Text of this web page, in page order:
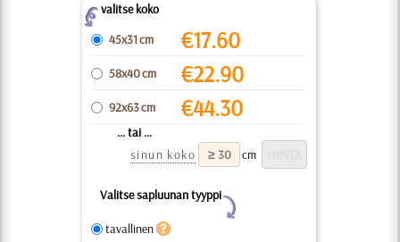
Zvalitse koko
45x31 cm
€17.60
58x40 cm €22.90
92x63 cm €44.30
... tai ...
sinun koko
cm
Valitse sapluunan tyyppi
Y
tavallinen